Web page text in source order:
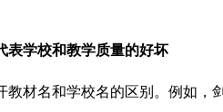
学校和教学质量的好坏
名和学校名的区别。例如，